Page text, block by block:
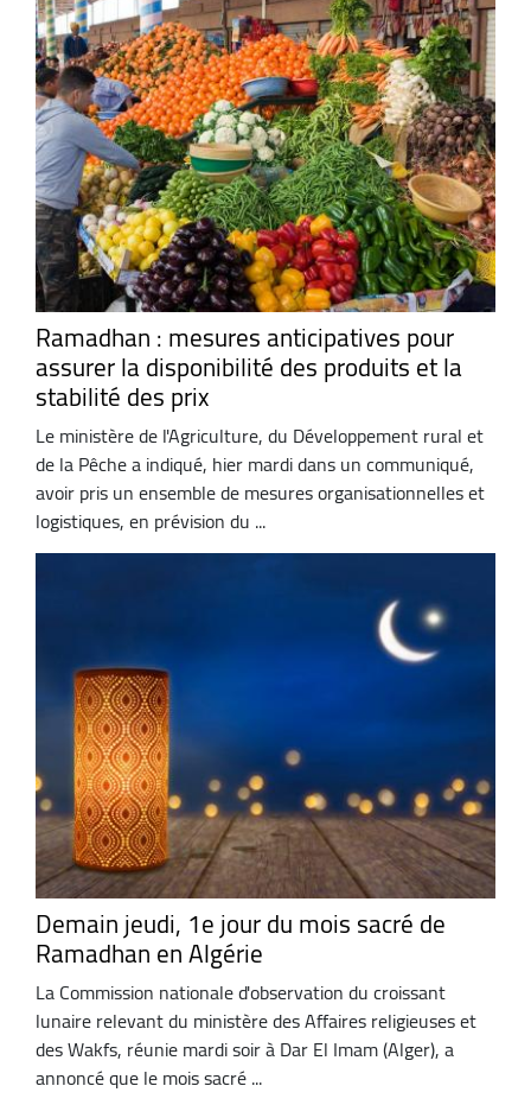
Ramadhan : mesures anticipatives pour
assurer la disponibilité des produits et la
stabilité des prix
Le ministère de l'Agriculture, du Développement rural et
de la Pêche a indiqué, hier mardi dans un communiqué,
avoir pris un ensemble de mesures organisationnelles et
logistiques, en prévision du ...
Demain jeudi, 1e jour du mois sacré de
Ramadhan en Algérie
La Commission nationale d'observation du croissant
lunaire relevant du ministère des Affaires religieuses et
des Wakfs, réunie mardi soir à Dar El Imam (Alger), a
annoncé que le mois sacré ...